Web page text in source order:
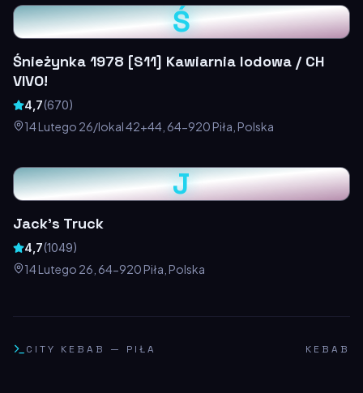
Ś
Śnieżynka 1978 [S11] Kawiarnia lodowa / CH
VIVO!
4,7(670)
14 Lutego 26/lokal 42+44, 64-920 Piła, Polska
J
Jack's Truck
4,7(1049)
14 Lutego 26, 64-920 Piła, Polska
CITY KEBAB — PIŁA KEBAB